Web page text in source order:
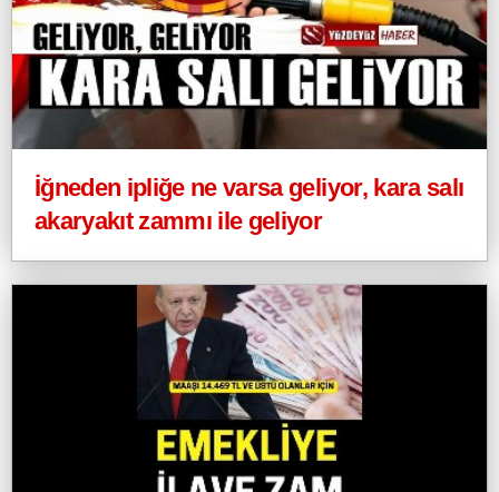
İğneden ipliğe ne varsa geliyor, kara salı
akaryakıt zammı ile geliyor